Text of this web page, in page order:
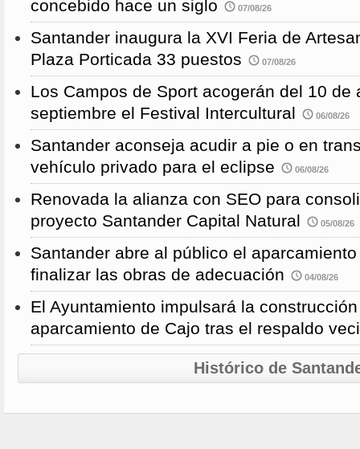
concebido hace un siglo 07/08/26
Santander inaugura la XVI Feria de
Plaza Porticada 33 puestos
07/08/26
Los Campos de Sport acogerán del 10 de
septiembre el Festival Intercultural
06/08/26
Santander aconseja acudir a pie o en
vehículo privado para el eclipse
06/08/26
Renovada la alianza con SEO para
proyecto Santander Capital Natural
05/08/26
Santander abre al público el
finalizar las obras de adecuación
04/08/26
El Ayuntamiento impulsará la
aparcamiento de Cajo tras el respaldo
Histórico de